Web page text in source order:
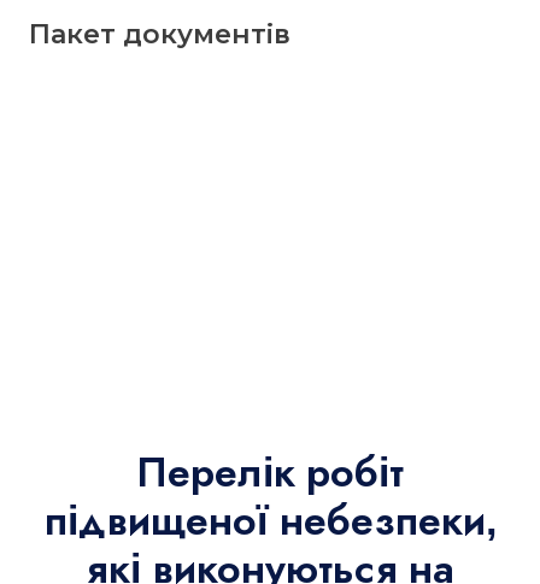
Пакет документів
Перелік робіт
підвищеної небезпеки,
які виконуються на